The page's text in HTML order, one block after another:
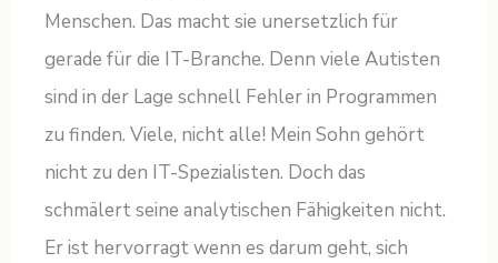
Menschen. Das macht sie unersetzlich für
gerade für die IT-Branche. Denn viele Autisten
sind in der Lage schnell Fehler in Programmen
zu finden. Viele, nicht alle! Mein Sohn gehört
nicht zu den IT-Spezialisten. Doch das
schmälert seine analytischen Fähigkeiten nicht.
Er ist hervorragt wenn es darum geht, sich